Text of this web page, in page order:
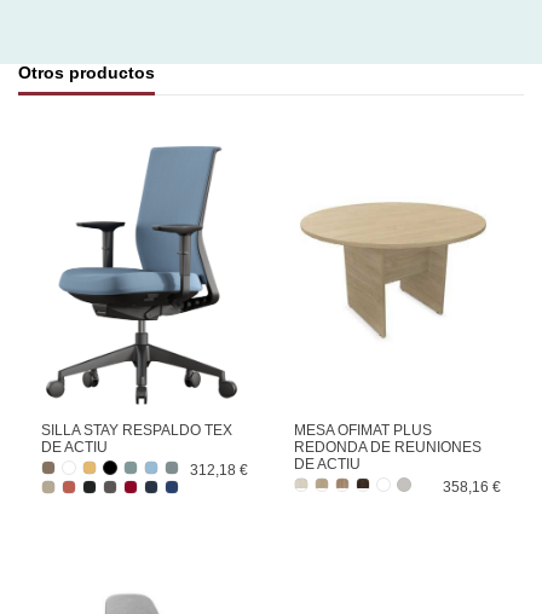
Otros productos
SILLA STAY RESPALDO TEX
DE ACTIU
312,18 €
MESA OFIMAT PLUS
REDONDA DE REUNIONES
DE ACTIU
358,16 €